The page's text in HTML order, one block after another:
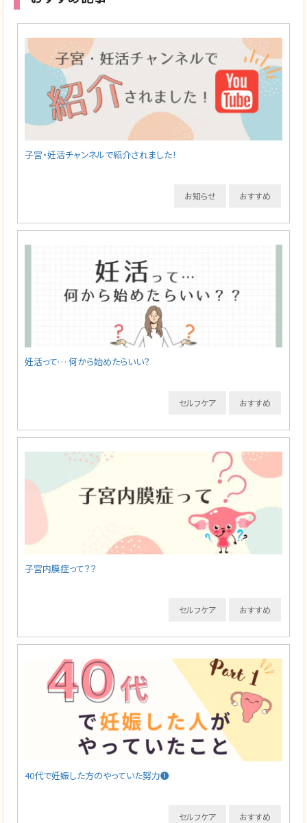
子宮・妊活チャンネルで紹介されました！
おすすめ
お知らせ
妊活って… 何から始めたらいい？
おすすめ
セルフケア
子宮内膜症って？？
おすすめ
セルフケア
40代で妊娠した方のやっていた努力❶
おすすめ
セルフケア